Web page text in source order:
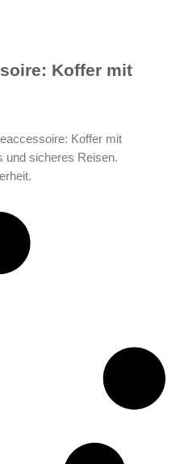
Koffer mit
Koffer mit
und sicheres Reisen.